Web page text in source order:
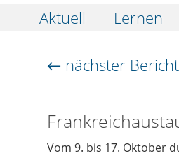
Aktuell Lernen
← nächster Bericht
Vom 9. bis 17. Oktober